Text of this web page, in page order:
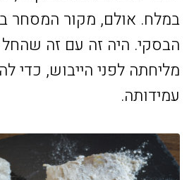
במלח. אולם, מקור המסחר
הבסקי. היה זה עם זה
מליחתה לפני הייבוש, כדי
עמידותה.